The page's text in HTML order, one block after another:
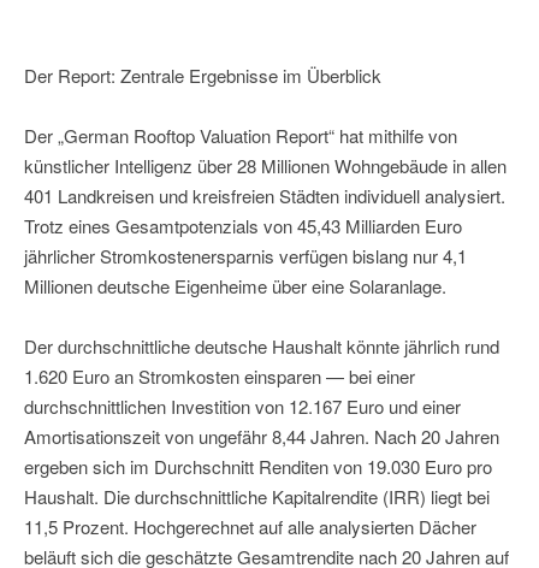
Der Report: Zentrale Ergebnisse im Überblick
Der „German Rooftop Valuation Report“ hat mithilfe von
künstlicher Intelligenz über 28 Millionen Wohngebäude in allen
401 Landkreisen und kreisfreien Städten individuell analysiert.
Trotz eines Gesamtpotenzials von 45,43 Milliarden Euro
jährlicher Stromkostenersparnis verfügen bislang nur 4,1
Millionen deutsche Eigenheime über eine Solaranlage.
Der durchschnittliche deutsche Haushalt könnte jährlich rund
1.620 Euro an Stromkosten einsparen — bei einer
durchschnittlichen Investition von 12.167 Euro und einer
Amortisationszeit von ungefähr 8,44 Jahren. Nach 20 Jahren
ergeben sich im Durchschnitt Renditen von 19.030 Euro pro
Haushalt. Die durchschnittliche Kapitalrendite (IRR) liegt bei
11,5 Prozent. Hochgerechnet auf alle analysierten Dächer
beläuft sich die geschätzte Gesamtrendite nach 20 Jahren auf